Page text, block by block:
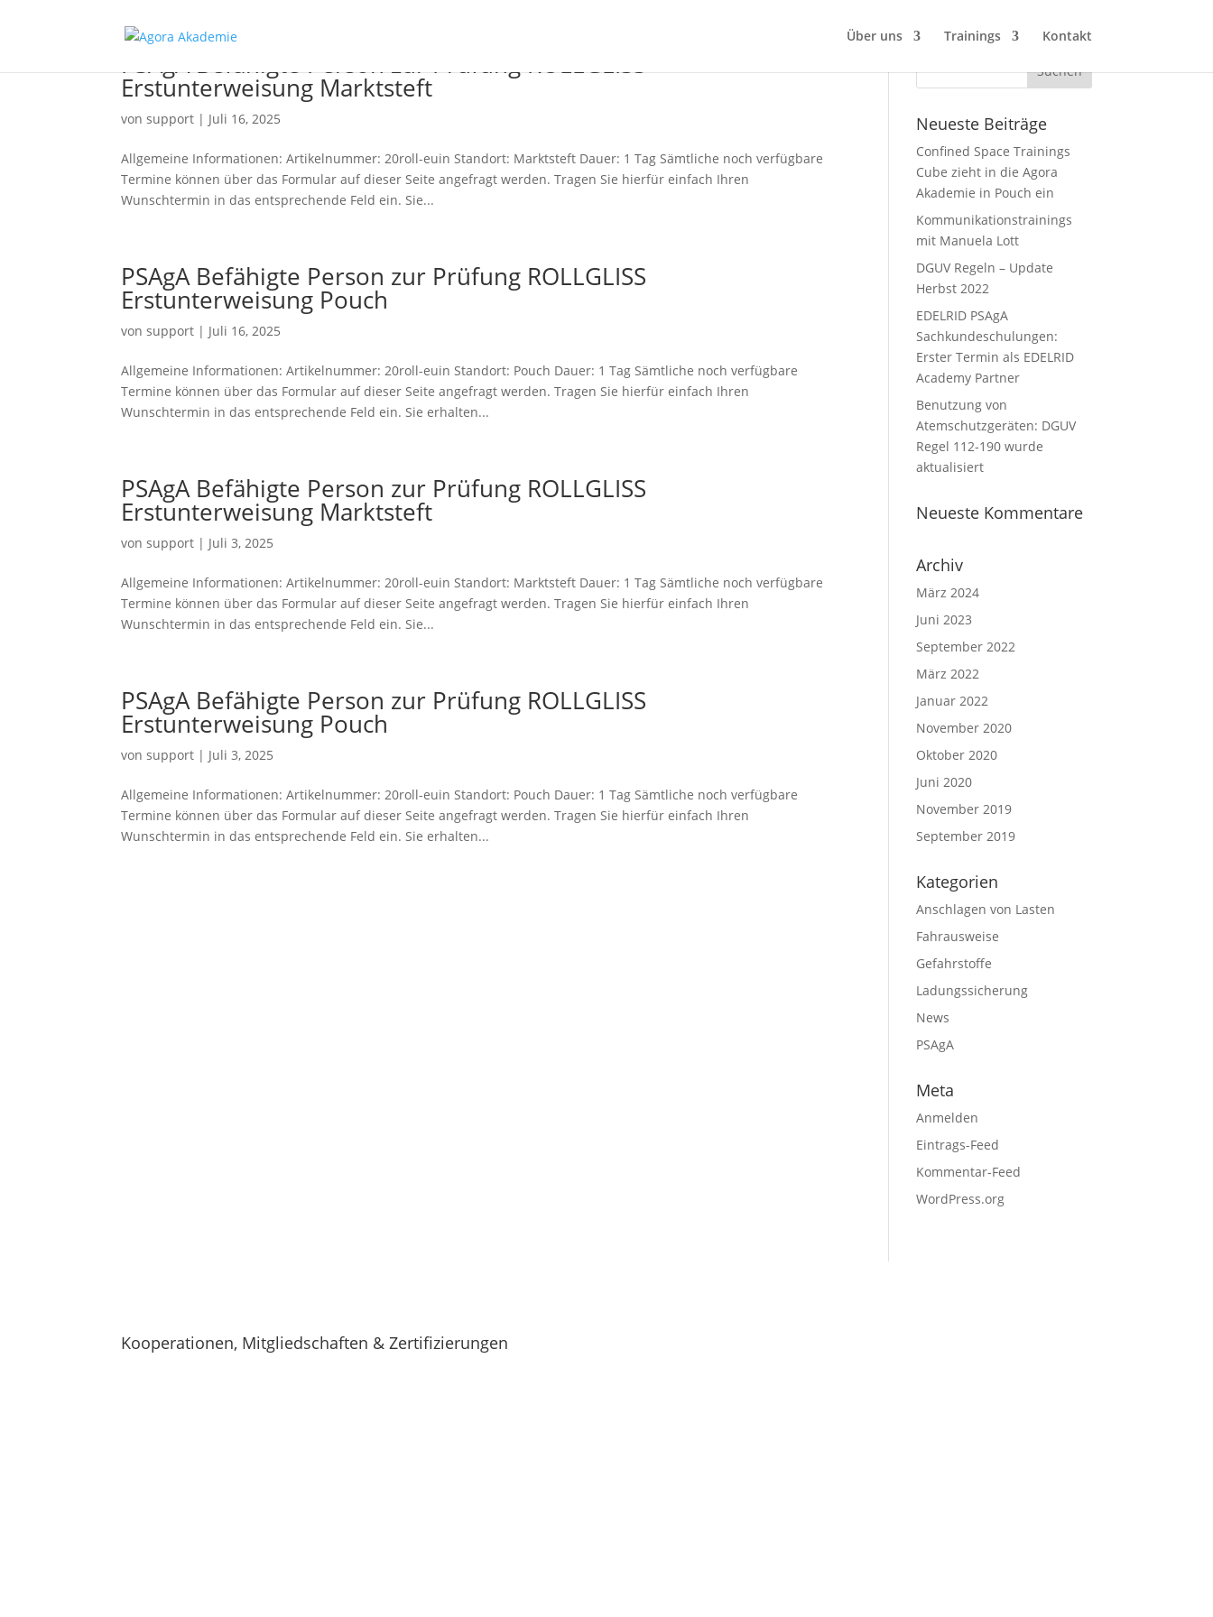
Über uns Trainings Kontakt
PSAgA Befähigte Person zur Prüfung ROLLGLISS
Erstunterweisung Marktsteft
vonsupport | Juli 16, 2025
Allgemeine Informationen: Artikelnummer: 20roll-euin Standort: Marktsteft Dauer: 1 Tag Sämtliche noch verfügbare
Termine können über das Formular auf dieser Seite angefragt werden. Tragen Sie hierfür einfach Ihren
Wunschtermin in das entsprechende Feld ein. Sie...
PSAgA Befähigte Person zur Prüfung ROLLGLISS
Erstunterweisung Pouch
vonsupport | Juli 16, 2025
Allgemeine Informationen: Artikelnummer: 20roll-euin Standort: Pouch Dauer: 1 Tag Sämtliche noch verfügbare
Termine können über das Formular auf dieser Seite angefragt werden. Tragen Sie hierfür einfach Ihren
Wunschtermin in das entsprechende Feld ein. Sie erhalten...
PSAgA Befähigte Person zur Prüfung ROLLGLISS
Erstunterweisung Marktsteft
vonsupport | Juli 3, 2025
Allgemeine Informationen: Artikelnummer: 20roll-euin Standort: Marktsteft Dauer: 1 Tag Sämtliche noch verfügbare
Termine können über das Formular auf dieser Seite angefragt werden. Tragen Sie hierfür einfach Ihren
Wunschtermin in das entsprechende Feld ein. Sie...
PSAgA Befähigte Person zur Prüfung ROLLGLISS
Erstunterweisung Pouch
vonsupport | Juli 3, 2025
Allgemeine Informationen: Artikelnummer: 20roll-euin Standort: Pouch Dauer: 1 Tag Sämtliche noch verfügbare
Termine können über das Formular auf dieser Seite angefragt werden. Tragen Sie hierfür einfach Ihren
Wunschtermin in das entsprechende Feld ein. Sie erhalten...
Neueste Beiträge
Confined Space Trainings
Cube zieht in die Agora
Akademie in Pouch ein
Kommunikationstrainings
mit Manuela Lott
DGUV Regeln – Update
Herbst 2022
EDELRID PSAgA
Sachkundeschulungen:
Erster Termin als EDELRID
Academy Partner
Benutzung von
Atemschutzgeräten: DGUV
Regel 112-190 wurde
aktualisiert
Neueste Kommentare
Archiv
März 2024
Juni 2023
September 2022
März 2022
Januar 2022
November 2020
Oktober 2020
Juni 2020
November 2019
September 2019
Kategorien
Anschlagen von Lasten
Fahrausweise
Gefahrstoffe
Ladungssicherung
News
PSAgA
Meta
Anmelden
Eintrags-Feed
Kommentar-Feed
WordPress.org
Kooperationen, Mitgliedschaften & Zertifizierungen